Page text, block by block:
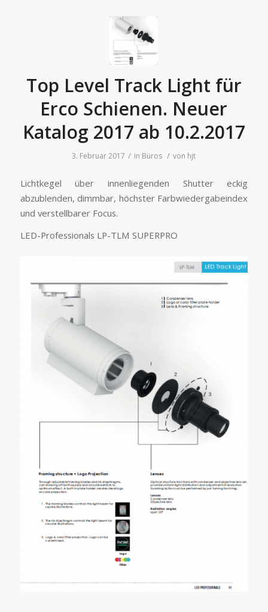
Top Level Track Light für
Erco Schienen. Neuer
Katalog 2017 ab 10.2.2017
3. Februar 2017 / in Büros / von hjt
Lichtkegel über innenliegenden Shutter eckig
abzublenden, dimmbar, höchster Farbwiedergabeindex
und verstellbarer Focus.
LED-Professionals LP-TLM SUPERPRO